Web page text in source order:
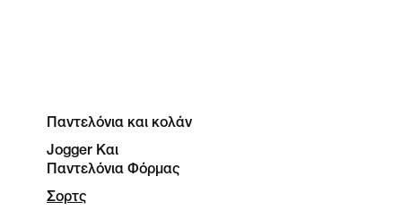
Παντελόνια και κολάν
Jogger Και
Παντελόνια Φόρμας
Σορτς